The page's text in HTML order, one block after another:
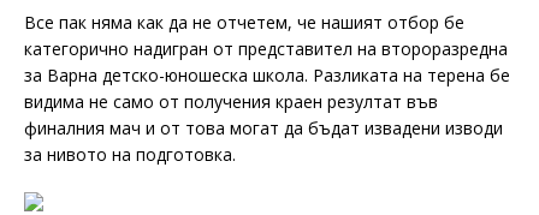
Все пак няма как да не отчетем, че нашият отбор бе
категорично надигран от представител на второразредна
за Варна детско-юношеска школа. Разликата на терена бе
видима не само от получения краен резултат във
финалния мач и от това могат да бъдат извадени изводи
за нивото на подготовка.